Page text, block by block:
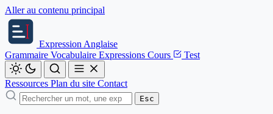
Aller au contenu principal
Expression Anglaise
Grammaire Vocabulaire Expressions Cours Test
Ressources Plan du site Contact
Esc